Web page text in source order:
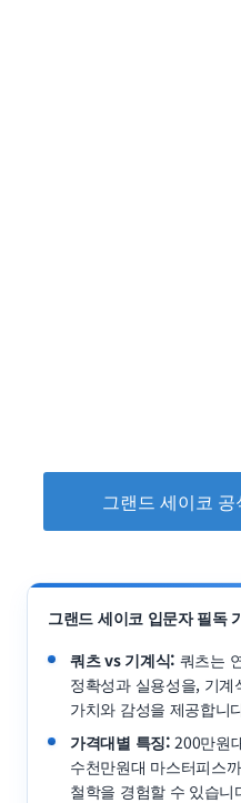
그랜드 세이코
그랜드 세이코 입문자 필독
쿼츠 vs 기계식: 쿼츠는
정확성과 실용성을, 기
가치와 감성을 제공합니
가격대별 특징: 200만원
수천만원대 마스터피스
철학을 경험할 수 있습니